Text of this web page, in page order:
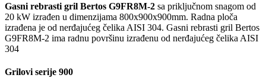
Gasni rebrasti gril Bertos G9FR8M-2 sa priključnom snagom od
20 kW izrađen u dimenzijama 800x900x900mm. Radna ploča
izrađena je od nerđajućeg čelika AISI 304. Gasni rebrasti gril Bertos
G9FR8M-2 ima radnu površinu izrađenu od nerđajućeg čelika AISI
304
Grilovi serije 900